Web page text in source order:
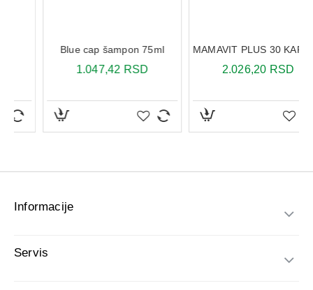
Informacije
Servis